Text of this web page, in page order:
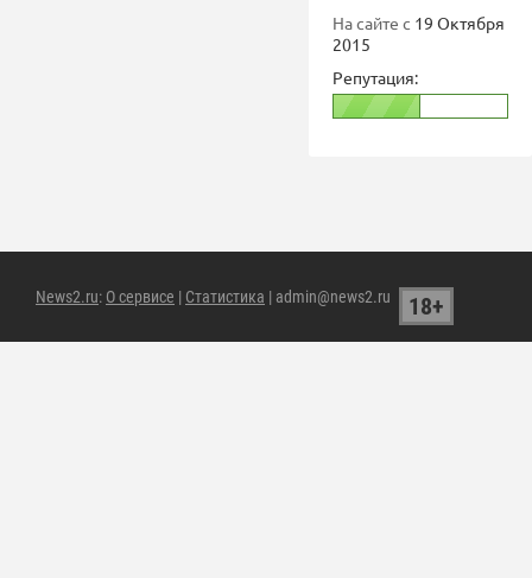
На сайте с 19 Октября
2015
Репутация:
News2.ru: О сервисе | Статистика | admin@news2.ru 18+